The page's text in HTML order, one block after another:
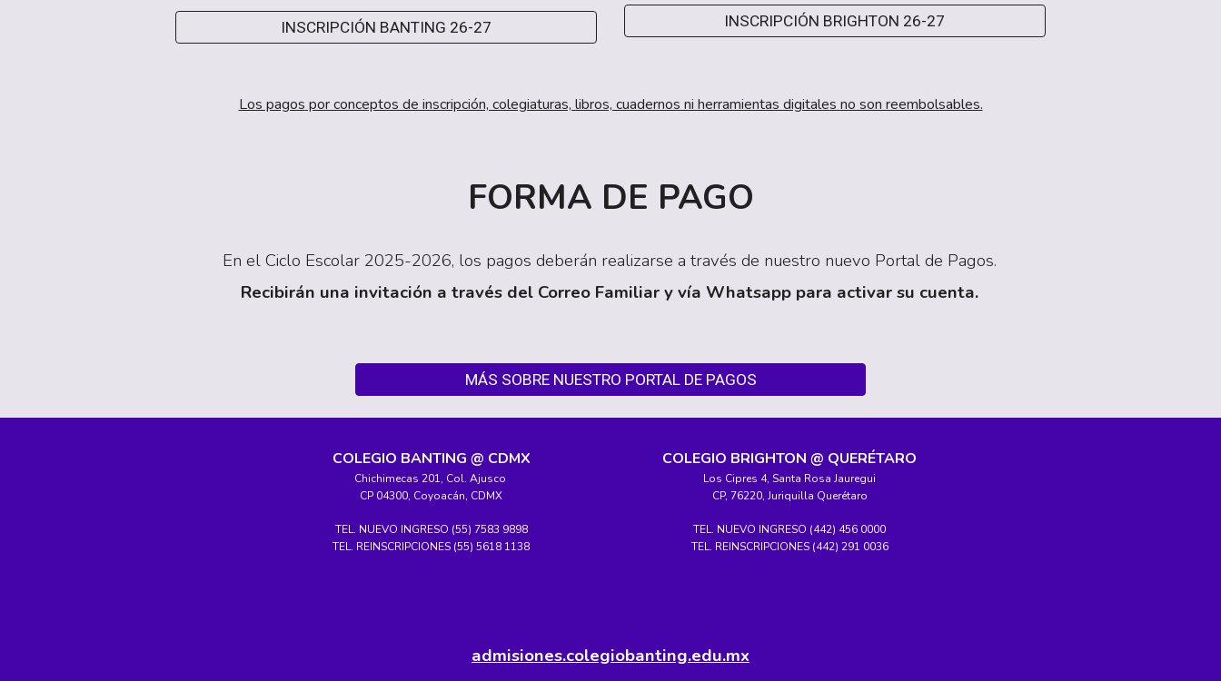
INSCRIPCIÓN BANTING 26-27 INSCRIPCIÓN BRIGHTON 26-27
Los pagos por conceptos de inscripción, colegiaturas, libros, cuadernos ni herramientas digitales no son reembolsables.
FORMA DE PAGO
En el Ciclo Escolar 2025-2026, los pagos deberán realizarse a través de nuestro nuevo Portal de Pagos.
Recibirán una invitación a través del Correo Familiar y vía Whatsapp para activar su cuenta.
MÁS SOBRE NUESTRO PORTAL DE PAGOS
COLEGIO BANTING @ CDMX
Chichimecas 201, Col. Ajusco
CP 04300, Coyoacán, CDMX
TEL. NUEVO INGRESO (55) 7583 9898
TEL. REINSCRIPCIONES (55) 5618 1138
COLEGIO BRIGHTON @ QUERÉTARO
Los Cipres 4, Santa Rosa Jauregui
CP, 76220, Juriquilla Querétaro
TEL. NUEVO INGRESO (442) 456 0000
TEL. REINSCRIPCIONES (442) 291 0036
admisiones.colegiobanting.edu.mx